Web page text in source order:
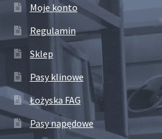
Moje konto
Regulamin
Sklep
Pasy klinowe
Łożyska FAG
Pasy napędowe